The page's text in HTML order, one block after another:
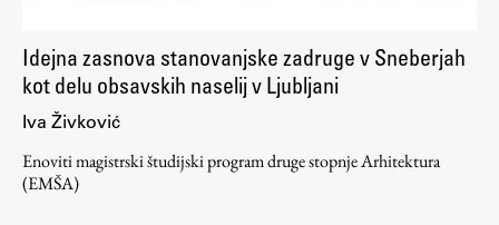
Idejna zasnova stanovanjske zadruge v Sneberjah
kot delu obsavskih naselij v Ljubljani
Iva Živković
Enoviti magistrski študijski program druge stopnje Arhitektura
(EMŠA)